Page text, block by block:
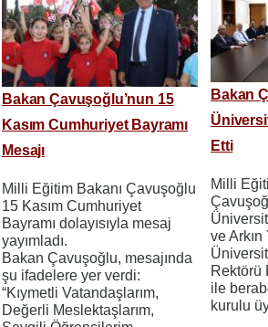
Bakan Çavuşoğlu’nun 15
Kasım Cumhuriyet Bayramı
Mesajı
Milli Eğitim Bakanı Çavuşoğlu
15 Kasım Cumhuriyet
Bayramı dolayısıyla mesaj
yayımladı.
Bakan Çavuşoğlu, mesajında
şu ifadelere yer verdi:
“Kıymetli Vatandaşlarım,
Değerli Meslektaşlarım,
Bakan
Etti
Milli
ve Arkın
Rektörü
ile
kurulu